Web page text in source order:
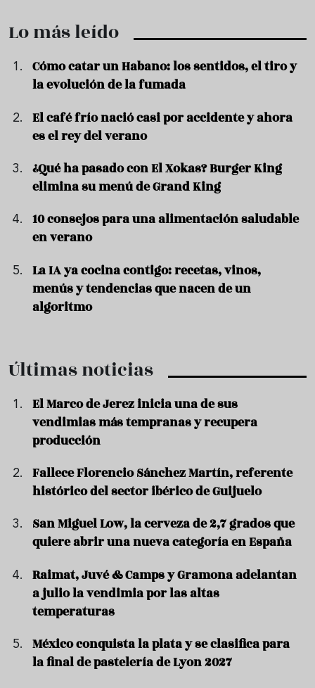
Lo más leído
Cómo catar un Habano: los sentidos, el tiro y
la evolución de la fumada
El café frío nació casi por accidente y ahora
es el rey del verano
¿Qué ha pasado con El Xokas? Burger King
elimina su menú de Grand King
10 consejos para una alimentación saludable
en verano
La IA ya cocina contigo: recetas, vinos,
menús y tendencias que nacen de un
algoritmo
Últimas noticias
El Marco de Jerez inicia una de sus
vendimias más tempranas y recupera
producción
Fallece Florencio Sánchez Martín, referente
histórico del sector ibérico de Guijuelo
San Miguel Low, la cerveza de 2,7 grados que
quiere abrir una nueva categoría en España
Raimat, Juvé & Camps y Gramona adelantan
a julio la vendimia por las altas
temperaturas
México conquista la plata y se clasifica para
la final de pastelería de Lyon 2027